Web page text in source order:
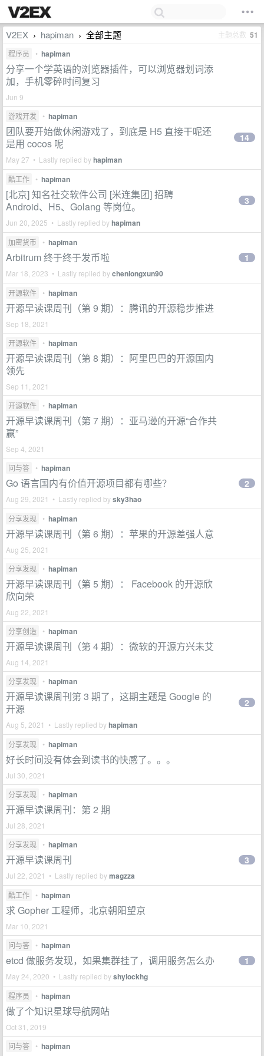
V2EX › hapiman › 全部主题 主题总数 51
程序员 • hapiman
分享一个学英语的浏览器插件，可以浏览器划词添
加，手机零碎时间复习
Jun 9
游戏开发
• hapiman
团队要开始做休闲游戏了，到底是 H5 直接干呢还
是用 cocos 呢
May 27 • Lastly replied byhapiman
14
酷工作 • hapiman
[北京] 知名社交软件公司 [米连集团] 招聘
Android、H5、Golang 等岗位。
Jun 20, 2025 • Lastly replied byhapiman
3
加密货币 • hapiman
Arbitrum 终于终于发币啦
Mar 18, 2023 • Lastly replied bychenlongxun90
1
开源软件 • hapiman
开源早读课周刊（第 9 期）：腾讯的开源稳步推进
Sep 18, 2021
开源软件
• hapiman
开源早读课周刊（第 8 期）：阿里巴巴的开源国内
领先
Sep 11, 2021
开源软件
• hapiman
开源早读课周刊（第 7 期）：亚马逊的开源“合作共
赢”
Sep 4, 2021
问与答
• hapiman
Go 语言国内有价值开源项目都有哪些？
Aug 29, 2021 • Lastly replied bysky3hao
2
分享发现 • hapiman
开源早读课周刊（第 6 期）：苹果的开源差强人意
Aug 25, 2021
分享发现
• hapiman
开源早读课周刊（第 5 期）： Facebook 的开源欣
欣向荣
Aug 22, 2021
分享创造
• hapiman
开源早读课周刊（第 4 期）：微软的开源方兴未艾
Aug 14, 2021
分享发现
• hapiman
开源早读课周刊第 3 期了，这期主题是 Google 的
开源
Aug 5, 2021 • Lastly replied byhapiman
2
分享发现 • hapiman
好长时间没有体会到读书的快感了。。。
Jul 30, 2021
分享发现
• hapiman
开源早读课周刊：第 2 期
Jul 28, 2021
分享发现
• hapiman
开源早读课周刊
Jul 22, 2021 • Lastly replied bymagzza
3
酷工作 • hapiman
求 Gopher 工程师，北京朝阳望京
Mar 10, 2021
问与答
• hapiman
etcd 做服务发现，如果集群挂了，调用服务怎么办
May 24, 2020 • Lastly replied byshylockhg
1
程序员 • hapiman
做了个知识星球导航网站
Oct 31, 2019
问与答
• hapiman